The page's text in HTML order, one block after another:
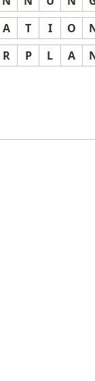
A T I O
R P L A